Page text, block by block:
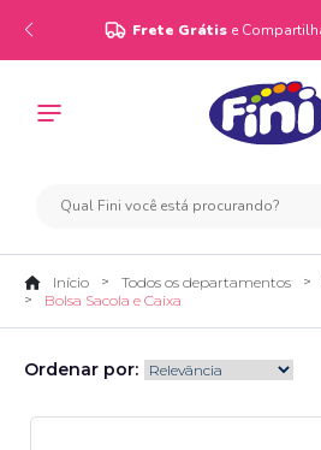
Frete Grátis e
Início Todos os departamentos
Bolsa Sacola e Caixa
Ordenar por: